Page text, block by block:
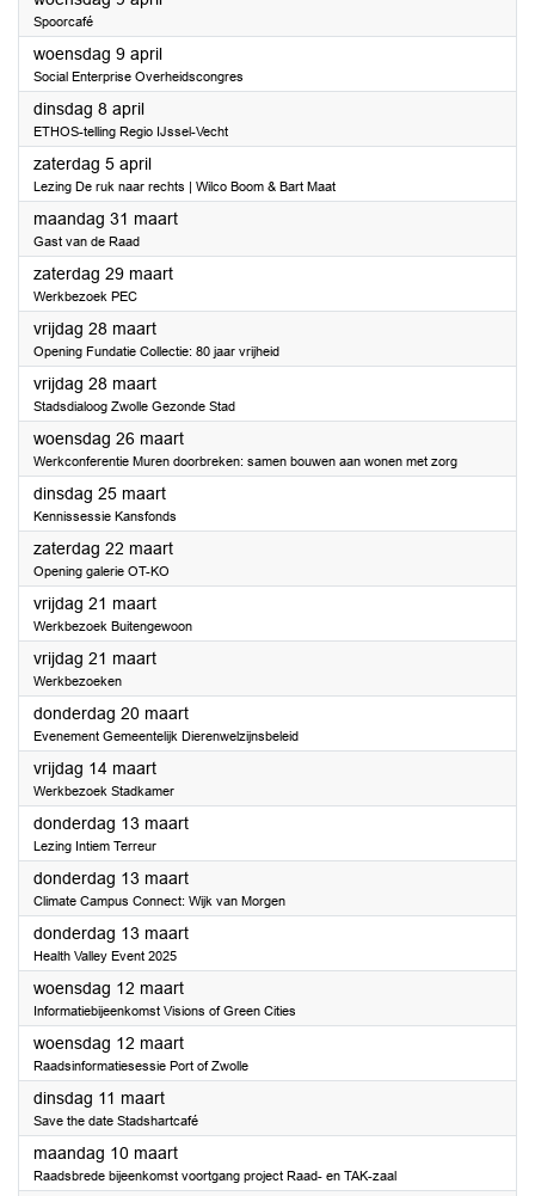
Spoorcafé
woensdag 9 april2025
Social Enterprise Overheidscongres
dinsdag 8 april2025
ETHOS-telling Regio IJssel-Vecht
zaterdag 5 april2025
Lezing De ruk naar rechts | Wilco Boom & Bart Maat
maandag 31 maart2025
Gast van de Raad
zaterdag 29 maart2025
Werkbezoek PEC
vrijdag 28 maart2025
Opening Fundatie Collectie: 80 jaar vrijheid
vrijdag 28 maart2025
Stadsdialoog Zwolle Gezonde Stad
woensdag 26 maart2025
Werkconferentie Muren doorbreken: samen bouwen aan wonen met zorg
dinsdag 25 maart2025
Kennissessie Kansfonds
zaterdag 22 maart2025
Opening galerie OT-KO
vrijdag 21 maart2025
Werkbezoek Buitengewoon
vrijdag 21 maart2025
Werkbezoeken
donderdag 20 maart2025
Evenement Gemeentelijk Dierenwelzijnsbeleid
vrijdag 14 maart2025
Werkbezoek Stadkamer
donderdag 13 maart2025
Lezing Intiem Terreur
donderdag 13 maart2025
Climate Campus Connect: Wijk van Morgen
donderdag 13 maart2025
Health Valley Event 2025
woensdag 12 maart2025
Informatiebijeenkomst Visions of Green Cities
woensdag 12 maart2025
Raadsinformatiesessie Port of Zwolle
dinsdag 11 maart2025
Save the date Stadshartcafé
maandag 10 maart2025
Raadsbrede bijeenkomst voortgang project Raad- en TAK-zaal